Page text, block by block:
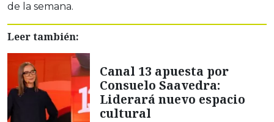
de la semana.
Leer también:
Canal 13 apuesta por
Consuelo Saavedra:
Liderará nuevo espacio
cultural